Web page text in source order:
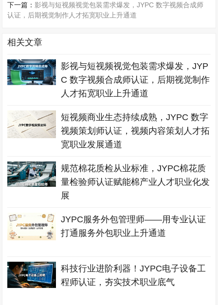
下一篇：影视与短视频视觉包装需求爆发，JYPC 数字视频合成师
认证，后期视觉制作人才拓宽职业上升通道
相关文章
影视与短视频视觉包装需求爆发，JYP
C 数字视频合成师认证，后期视觉制作
人才拓宽职业上升通道
短视频商业生态持续成熟，JYPC 数字
视频策划师认证，视频内容策划人才拓
宽职业发展通道
规范棉花质检从业标准，JYPC棉花质
量检验师认证赋能棉产业人才职业化发
展
JYPC服务外包管理师——用专业认证
打通服务外包职业上升通道
科技行业进阶利器！JYPC电子设备工
程师认证，夯实技术职业底气